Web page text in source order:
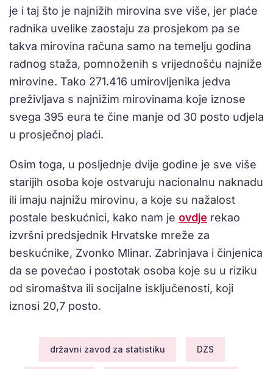
je i taj što je najnižih mirovina sve više, jer plaće
radnika uvelike zaostaju za prosjekom pa se
takva mirovina računa samo na temelju godina
radnog staža, pomnoženih s vrijednošću najniže
mirovine. Tako 271.416 umirovljenika jedva
preživljava s najnižim mirovinama koje iznose
svega 395 eura te čine manje od 30 posto udjela
u prosječnoj plaći.
Osim toga, u posljednje dvije godine je sve više
starijih osoba koje ostvaruju nacionalnu naknadu
ili imaju najnižu mirovinu, a koje su nažalost
postale beskućnici, kako nam je ovdje rekao
izvršni predsjednik Hrvatske mreže za
beskućnike, Zvonko Mlinar. Zabrinjava i činjenica
da se povećao i postotak osoba koje su u riziku
od siromaštva ili socijalne isključenosti, koji
iznosi 20,7 posto.
državni zavod za statistiku DZS